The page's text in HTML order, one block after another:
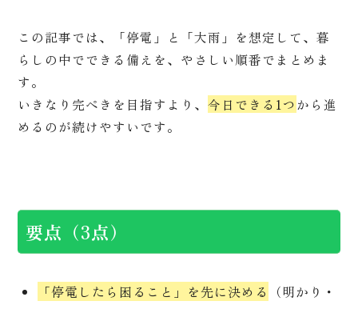
この記事では、「停電」と「大雨」を想定して、暮
らしの中でできる備えを、やさしい順番でまとめま
す。
いきなり完ぺきを目指すより、今日できる1つ から進
めるのが続けやすいです。
要点（3点）
「停電したら困ること」を先に決める
（明かり・